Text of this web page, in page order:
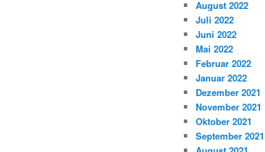
August 2022
Juli 2022
Juni 2022
Mai 2022
Februar 2022
Januar 2022
Dezember 2021
November 2021
Oktober 2021
September 2021